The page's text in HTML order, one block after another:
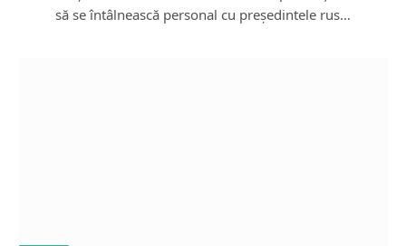
să se întâlnească personal cu președintele rus…